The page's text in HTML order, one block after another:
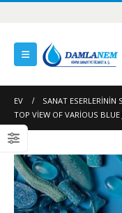
EV
SANAT ESERLERININ
TOP VIEW OF VARIOUS